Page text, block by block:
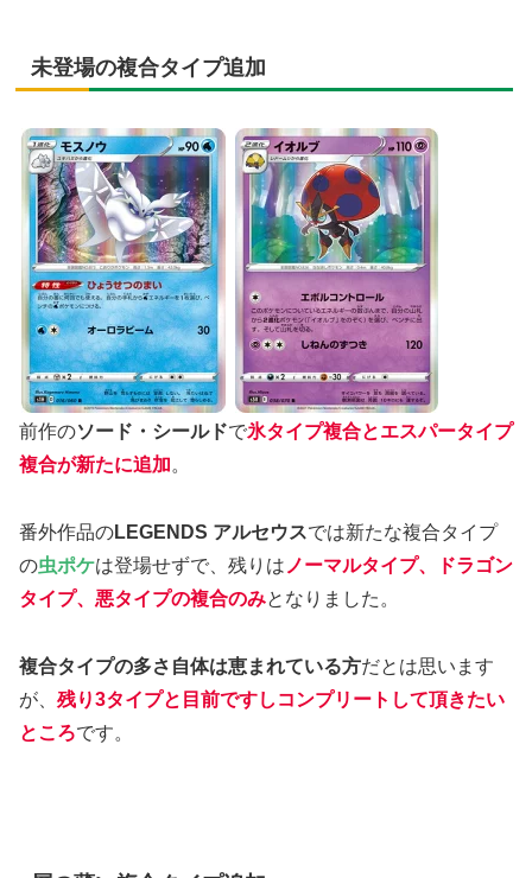
未登場の複合タイプ追加
前作のソード・シールドで氷タイプ複合とエスパータイプ
複合が新たに追加。
番外作品のLEGENDS アルセウスでは新たな複合タイプ
の虫ポケは登場せずで、残りは ノーマルタイプ、ドラゴン
タイプ、悪タイプの複合のみとなりました。
複合タイプの多さ自体は恵まれている方だとは思います
が、 残り3タイプと目前ですしコンプリートして頂きたい
ところです。